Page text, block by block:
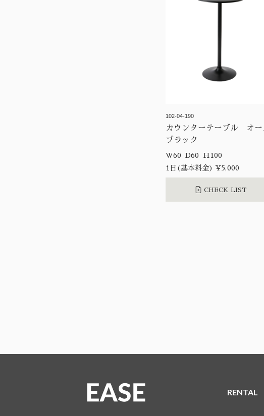
102-04-190
カウンターテーブル オー
ブラック
W60 D60 H100
1日(基本料金) ¥5,000
CHECK LIST
RENTAL